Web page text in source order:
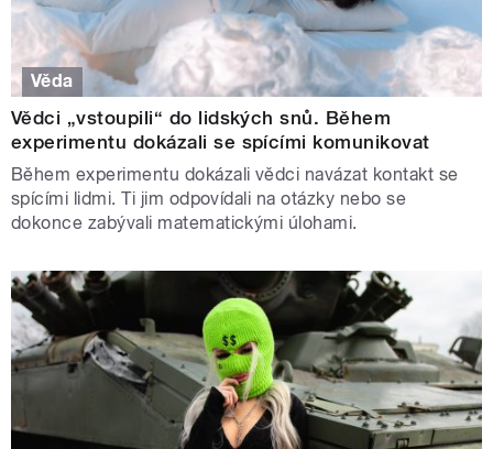
Věda
Vědci „vstoupili“ do lidských snů. Během
experimentu dokázali se spícími komunikovat
Během experimentu dokázali vědci navázat kontakt se
spícími lidmi. Ti jim odpovídali na otázky nebo se
dokonce zabývali matematickými úlohami.